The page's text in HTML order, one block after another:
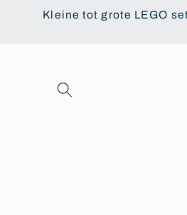
naar de
Kleine tot grote LEGO